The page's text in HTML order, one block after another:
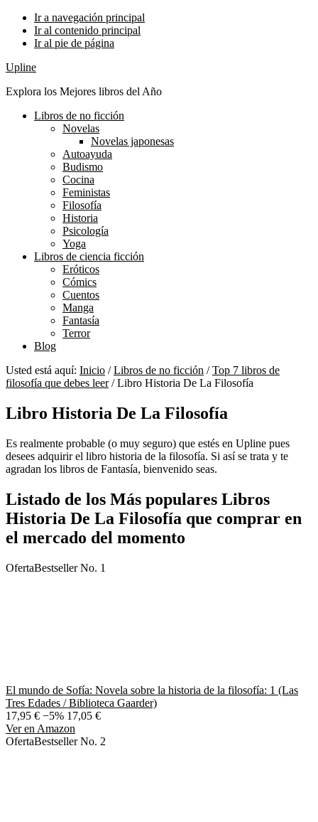
Ir a navegación principal
Ir al contenido principal
Ir al pie de página
Upline
Explora los Mejores libros del Año
Libros de no ficción
Novelas
Novelas japonesas
Autoayuda
Budismo
Cocina
Feministas
Filosofía
Historia
Psicología
Yoga
Libros de ciencia ficción
Eróticos
Cómics
Cuentos
Manga
Fantasía
Terror
Blog
Usted está aquí: Inicio / Libros de no ficción / Top 7 libros de
filosofía que debes leer /Libro Historia De La Filosofía
Libro Historia De La Filosofía
Es realmente probable (o muy seguro) que estés en Upline pues
desees adquirir el libro historia de la filosofía. Si así se trata y te
agradan los libros de Fantasía, bienvenido seas.
Listado de los Más populares Libros
Historia De La Filosofía que comprar en
el mercado del momento
OfertaBestseller No. 1
El mundo de Sofía: Novela sobre la historia de la filosofía: 1 (Las
Tres Edades / Biblioteca Gaarder)
17,95 € −5% 17,05 €
Ver en Amazon
OfertaBestseller No. 2